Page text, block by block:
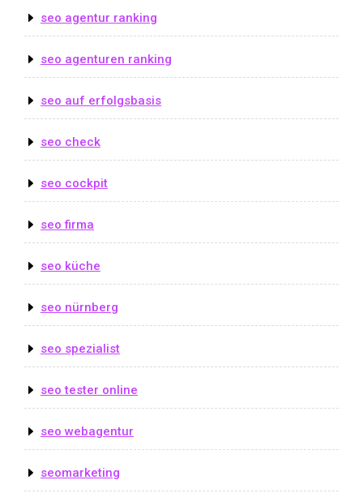
seo agentur ranking
seo agenturen ranking
seo auf erfolgsbasis
seo check
seo cockpit
seo firma
seo küche
seo nürnberg
seo spezialist
seo tester online
seo webagentur
seomarketing